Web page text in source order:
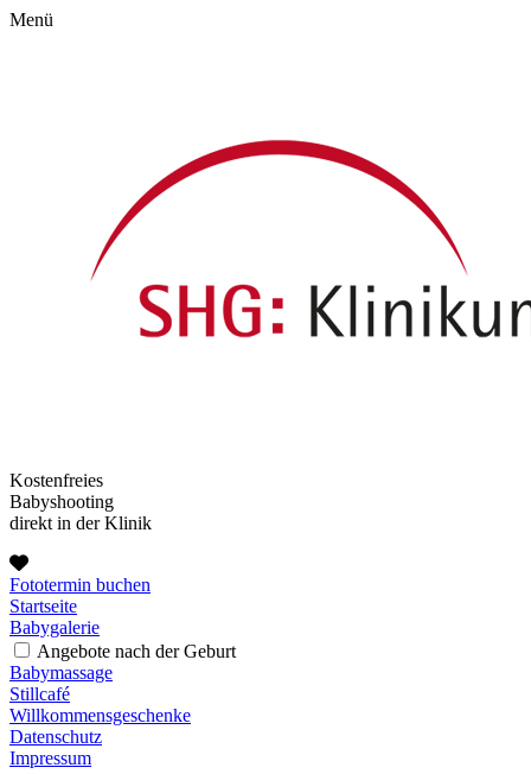
Menü
Kostenfreies
Babyshooting
direkt in der Klinik
Fototermin buchen
Startseite
Babygalerie
Angebote nach der Geburt
Babymassage
Stillcafé
Willkommensgeschenke
Datenschutz
Impressum